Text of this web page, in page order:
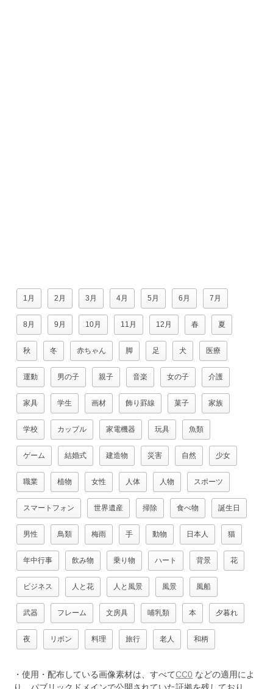
1月 2月 3月 4月 5月 6月 7月
8月 9月 10月 11月 12月 春 夏
秋 冬 赤ちゃん 脚 足 犬 医療
運動 男の子 親子 音楽 女の子 介護
家具 学生 画材 飾り罫線 菓子 家族
学校 カップル 家電機器 玩具 魚類
ゲーム 結婚式 建造物 災害 自然 少女
職業 植物 女性 人体 人物 スポーツ
スマートフォン 世界遺産 掃除 食べ物 誕生日
男性 鳥類 梅雨 手 動物 日本人 猫
年中行事 飲み物 乗り物 ハート 背景 花
ビジネス 人と花 人と風景 風景 風船
武器 フレーム 文房具 哺乳類 本 夕暮れ
夜 リボン 料理 旅行 老人 和柄
・使用・配布している画像素材は、すべてCC0 などの適用によ